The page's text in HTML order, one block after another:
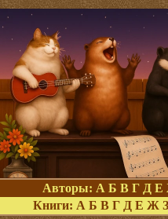
Авторы: А Б В Г Д Е
Книги: А Б В Г Д Е Ж З